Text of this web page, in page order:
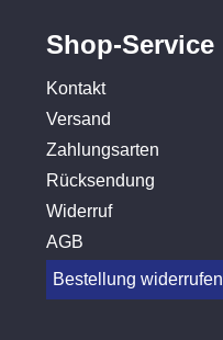
Shop-Service
Kontakt
Versand
Zahlungsarten
Rücksendung
Widerruf
AGB
Bestellung widerrufen